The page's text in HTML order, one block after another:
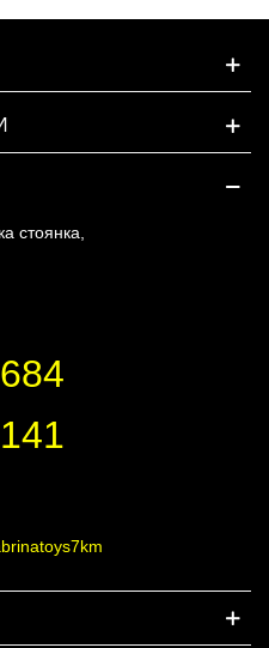
стоянка,